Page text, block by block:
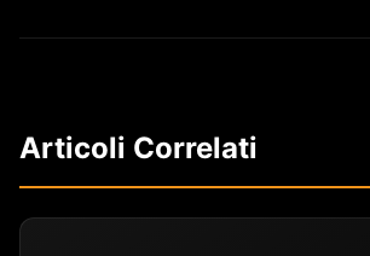
Articoli Correlati